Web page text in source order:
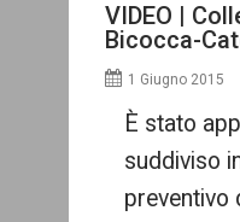
VIDEO |
Bicocca-
1 Giugno 2015
È stato
suddiviso
preventivo